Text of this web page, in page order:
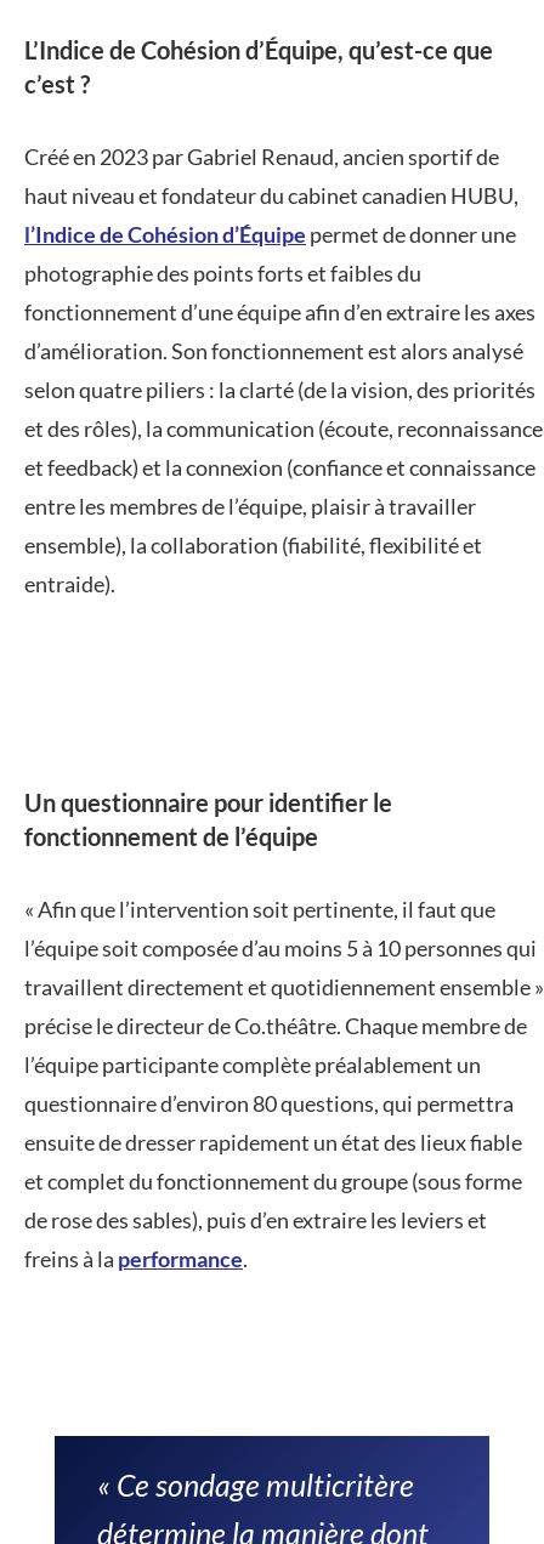
L’Indice de Cohésion d’Équipe, qu’est-ce que
c’est ?
Créé en 2023 par Gabriel Renaud, ancien sportif de
haut niveau et fondateur du cabinet canadien HUBU,
l’Indice de Cohésion d’Équipe permet de donner une
photographie des points forts et faibles du
fonctionnement d’une équipe afin d’en extraire les axes
d’amélioration. Son fonctionnement est alors analysé
selon quatre piliers : la clarté (de la vision, des priorités
et des rôles), la communication (écoute, reconnaissance
et feedback) et la connexion (confiance et connaissance
entre les membres de l’équipe, plaisir à travailler
ensemble), la collaboration (fiabilité, flexibilité et
entraide).
Un questionnaire pour identifier le
fonctionnement de l’équipe
« Afin que l’intervention soit pertinente, il faut que
l’équipe soit composée d’au moins 5 à 10 personnes qui
travaillent directement et quotidiennement ensemble »
précise le directeur de Co.théâtre. Chaque membre de
l’équipe participante complète préalablement un
questionnaire d’environ 80 questions, qui permettra
ensuite de dresser rapidement un état des lieux fiable
et complet du fonctionnement du groupe (sous forme
de rose des sables), puis d’en extraire les leviers et
freins à la performance.
« Ce sondage multicritère
détermine la manière dont